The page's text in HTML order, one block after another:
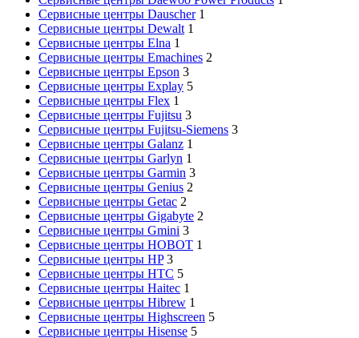
Сервисные центры Dauscher 1
Сервисные центры Dewalt 1
Сервисные центры Elna 1
Сервисные центры Emachines 2
Сервисные центры Epson 3
Сервисные центры Explay 5
Сервисные центры Flex 1
Сервисные центры Fujitsu 3
Сервисные центры Fujitsu-Siemens 3
Сервисные центры Galanz 1
Сервисные центры Garlyn 1
Сервисные центры Garmin 3
Сервисные центры Genius 2
Сервисные центры Getac 2
Сервисные центры Gigabyte 2
Сервисные центры Gmini 3
Сервисные центры HOBOT 1
Сервисные центры HP 3
Сервисные центры HTC 5
Сервисные центры Haitec 1
Сервисные центры Hibrew 1
Сервисные центры Highscreen 5
Сервисные центры Hisense 5